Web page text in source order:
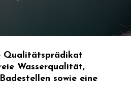
Qualitätsprädikat
Wasserqualität,
sowie eine